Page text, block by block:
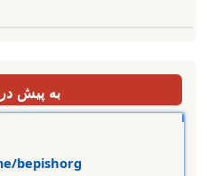
به پیش در
bepishorg